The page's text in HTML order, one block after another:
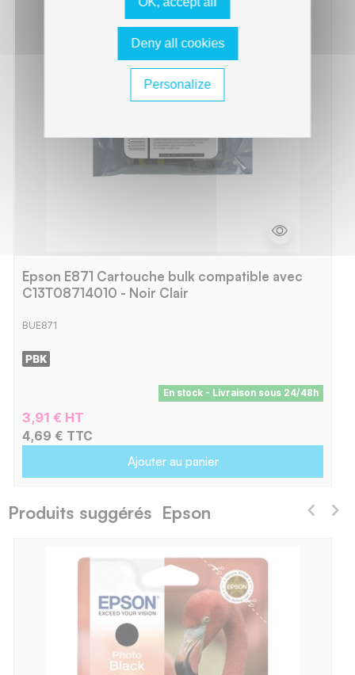
Epson E871 Cartouche bulk compatible avec
C13T08714010 - Noir Clair
BUE871
En stock - Livraison sous 24/48h
3,91 € HT
4,69 € TTC
Ajouter au panier
Produits suggérés Epson
Deny all cookies
Personalize